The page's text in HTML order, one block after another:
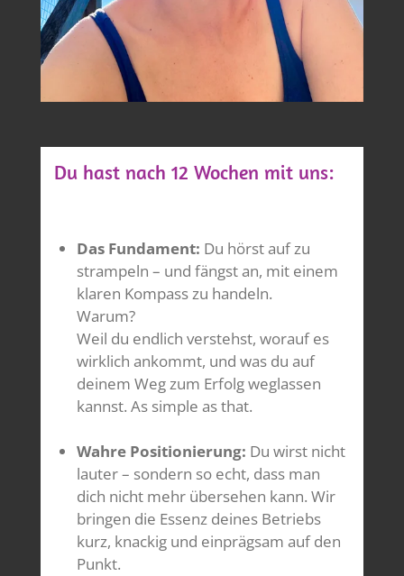
Du hast nach 12 Wochen mit uns:
Das Fundament: Du hörst auf zu
strampeln – und fängst an, mit einem
klaren Kompass zu handeln.
Warum?
Weil du endlich verstehst, worauf es
wirklich ankommt, und was du auf
deinem Weg zum Erfolg weglassen
kannst. As simple as that.
Wahre Positionierung: Du wirst nicht
lauter – sondern so echt, dass man
dich nicht mehr übersehen kann. Wir
bringen die Essenz deines Betriebs
kurz, knackig und einprägsam auf den
Punkt.